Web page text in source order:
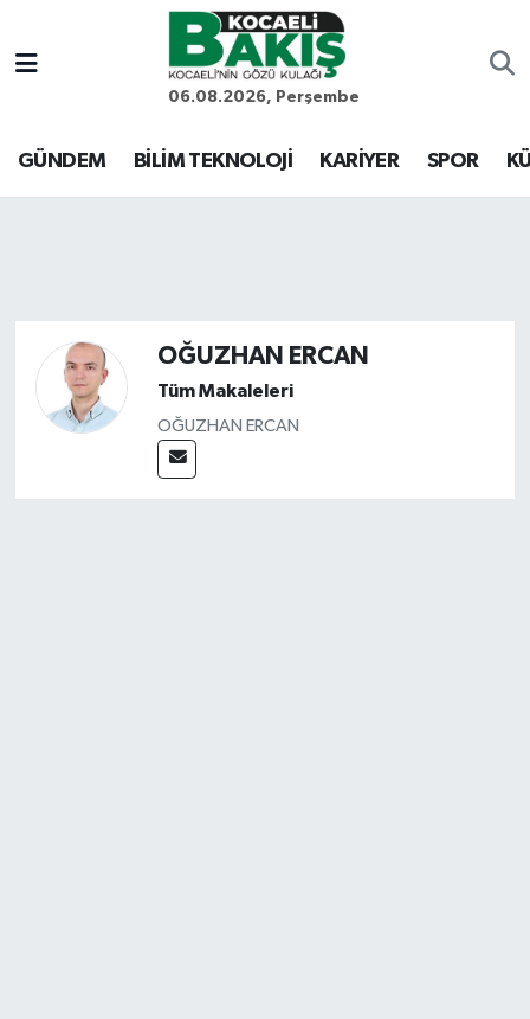
06.08.2026, Perşembe
GÜNDEM BİLİM TEKNOLOJİ KARİYER SPOR
OĞUZHAN ERCAN
Tüm Makaleleri
OĞUZHAN ERCAN
Kocaeli Nöbetçi Eczaneler
Kocaeli Hava Durumu
Son Dakika Haberleri
Haber Arşivi